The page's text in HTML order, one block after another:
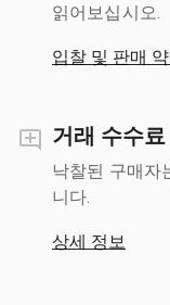
읽어보십시오.
입찰 및 판매
거래 수수료
낙찰된 구매자
니다.
상세 정보